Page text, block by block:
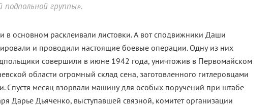
подпольной группы».
в основном расклеивали листовки. А вот сподвижники Даши
и проводили настоящие боевые операции. Одну из них
совершили в июне 1942 года, уничтожив в Первомайском
области огромный склад сена, заготовленного гитлеровцами
Спустя месяц взорвали машину для особых поручений при штабе
Дарье Дьяченко, выступавшей связной, комитет организации